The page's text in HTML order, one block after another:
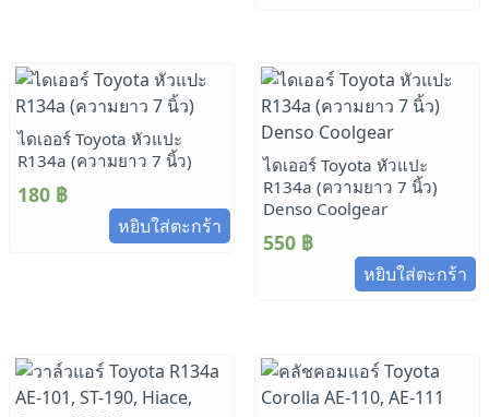
ไดเออร์ Toyota หัวแปะ
R134a (ความยาว 7 นิ้ว)
180 ฿
หยิบใส่ตะกร้า
ไดเออร์ Toyota หัวแปะ
R134a (ความยาว 7 นิ้ว)
Denso Coolgear
550 ฿
หยิบใส่ตะกร้า